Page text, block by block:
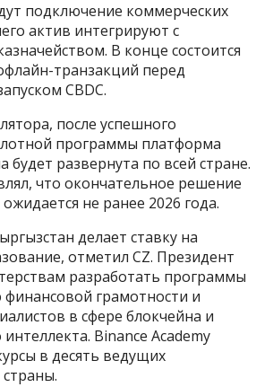
подключение коммерческих
актив интегрируют с
В конце состоится
транзакций перед
CBDC.
после успешного
программы платформа
будет развернута по всей стране.
что окончательное решение
ожидается не ранее 2026 года.
делает ставку на
отметил CZ. Президент
разработать программы
грамотности и
в сфере блокчейна и
интеллекта. Binance Academy
в десять ведущих